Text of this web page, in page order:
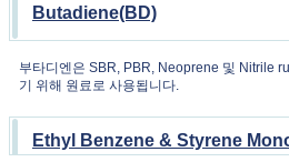
Butadiene(BD)
부타디엔은 SBR, PBR, Neoprene 및 Nitrile
기 위해 원료로 사용됩니다.
Ethyl Benzene & Styrene